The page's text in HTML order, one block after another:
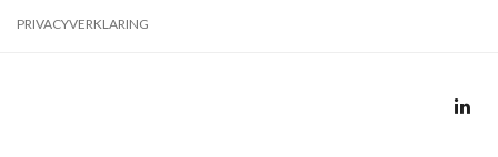
PRIVACYVERKLARING